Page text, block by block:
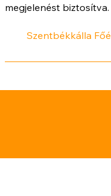
megjelenést biztosítva.
Szentbékkálla